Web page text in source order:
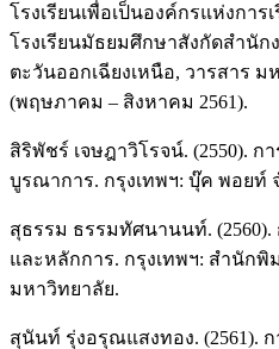
โรงเรียนเพื่อเป็นองค์กรแห่งกา
โรงเรียนมัธยมศึกษาสังกัดสำนั
ตะวันออกเฉียงเหนือ, วารสาร
(พฤษภาคม – สิงหาคม 2561).
สิริพัชร์ เจษฎาวิโรจน์. (2550). ก
บูรณาการ. กรุงเทพฯ: บุ๊ค พอยท์
สุธรรม ธรรมทัศนานนท์.
และหลักการ. กรุงเทพฯ: สำนัก
มหาวิทยาลัย.
สุนันท์ รุ่งอรุณแสงทอง. (2561).